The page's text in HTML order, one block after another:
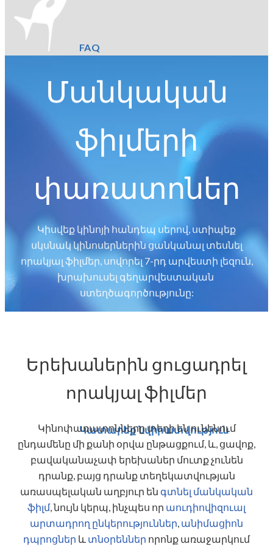
FAQ
Կատարեք նվիրատվություն
Մանկական
ֆիլմերի
փառատոներ
Կիսվեք կինոյի հանդեպ սերով, ստիպեք
սկսնակ կինոսերներին ցանկանալ տեսնել
որակյալ ֆիլմեր, սովորել 7-րդ արվեստի լեզուն,
խրախուսել գեղարվեստական ​​
ստեղծագործությունը:
Երեխաներին ցուցադրել
որակյալ ֆիլմեր
Կինոփառատոնները տեղի են ունենում
ընդամենը մի քանի օրվա ընթացքում, և, ցավոք,
բավականաչափ երեխաներ մուտք չունեն
դրանք, բայց դրանք տեղեկատվության
առասպելական աղբյուր են գտնել մանկական
ֆիլմ,նույն կերպ, ինչպես որ աուդիովիզուալ
արտադրող ընկերություններ, անիմացիոն
դպրոցներ և տնօրեններ որոնք առաջարկում